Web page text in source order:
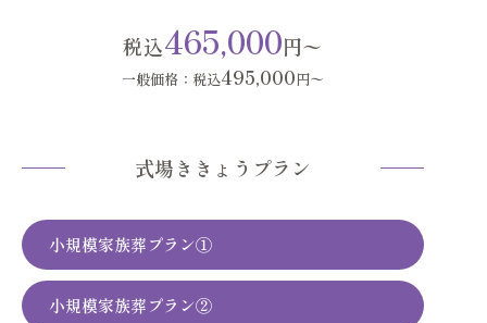
税込465,000円〜
一般価格：税込495,000円〜
式場ききょうプラン
小規模家族葬プラン①
小規模家族葬プラン②